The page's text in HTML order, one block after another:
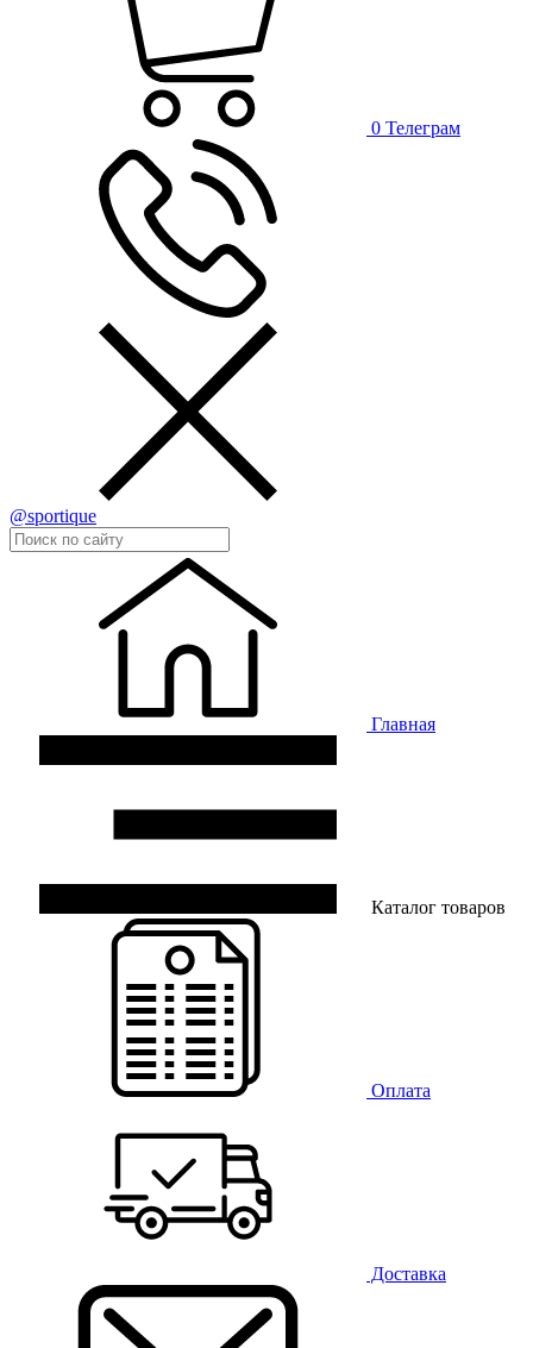
0 Телеграм
@sportique
Главная
Каталог товаров
Оплата
Доставка